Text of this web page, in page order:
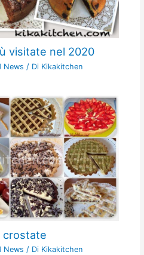
visitate nel 2020
News / Di Kikakitchen
crostate
News / Di Kikakitchen